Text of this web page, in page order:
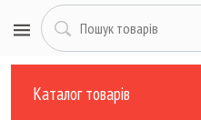
Каталог товарів